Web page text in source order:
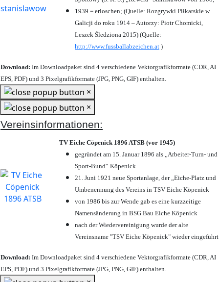
1939 = erloschen; (Quelle: Rozgrywki Piłkarskie w
Galicji do roku 1914 – Autorzy: Piotr Chomicki,
Leszek Śledziona 2015) (Quelle:
http://www.fussballabzeichen.at )
Download: Im Downloadpaket sind 4 verschiedene Vektorgrafikformate (CDR, AI
EPS, PDF) und 3 Pixelgrafikformate (JPG, PNG, GIF) enthalten.
×
×
Vereinsinformationen:
TV Eiche Cöpenick 1896 ATSB (vor 1945)
gegründet am 15. Januar 1896 als „Arbeiter-Turn- und
Sport-Bund“ Köpenick
21. Juni 1921 neue Sportanlage, der „Eiche-Platz und
Umbenennung des Vereins in TSV Eiche Köpenick
von 1986 bis zur Wende gab es eine kurzzeitige
Namensänderung in BSG Bau Eiche Köpenick
nach der Wiedervereinigung wurde der alte
Vereinsname "TSV Eiche Köpenick" wieder eingeführt
Download: Im Downloadpaket sind 4 verschiedene Vektorgrafikformate (CDR, AI
EPS, PDF) und 3 Pixelgrafikformate (JPG, PNG, GIF) enthalten.